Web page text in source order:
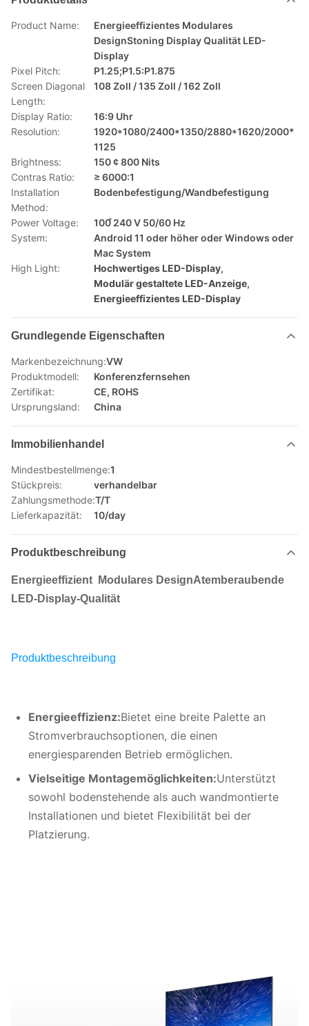
Product Name:
Energieeffizientes Modulares
DesignStoning Display Qualität LED-
Display
Pixel Pitch:
P1.25;P1.5:P1.875
Screen Diagonal
Length:
108 Zoll / 135 Zoll / 162 Zoll
Display Ratio:
16:9 Uhr
Resolution:
1920*1080/2400*1350/2880*1620/2000*
1125
Brightness:
150 ¢ 800 Nits
Contras Ratio:
≥ 6000:1
Installation
Method:
Bodenbefestigung/Wandbefestigung
Power Voltage:
100 ̊240 V 50/60 Hz
System:
Android 11 oder höher oder Windows oder
Mac System
High Light:
Hochwertiges LED-Display,
Modulär gestaltete LED-Anzeige,
Energieeffizientes LED-Display
Grundlegende Eigenschaften
Markenbezeichnung:VW
Produktmodell:
Konferenzfernsehen
Zertifikat:
CE, ROHS
Ursprungsland:
China
Immobilienhandel
Mindestbestellmenge:1
Stückpreis:
verhandelbar
Zahlungsmethode:T/T
Lieferkapazität:
10/day
Produktbeschreibung
Energieeffizient Modulares DesignAtemberaubende
LED-Display-Qualität
Produktbeschreibung
Energieeffizienz:Bietet eine breite Palette an
Stromverbrauchsoptionen, die einen
energiesparenden Betrieb ermöglichen.
Vielseitige Montagemöglichkeiten:Unterstützt
sowohl bodenstehende als auch wandmontierte
Installationen und bietet Flexibilität bei der
Platzierung.